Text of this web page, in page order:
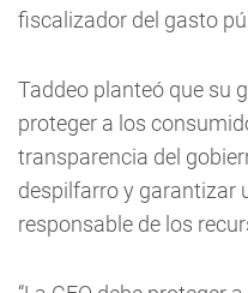
fiscalizador del gasto
Taddeo planteó que su
proteger a los
transparencia del
despilfarro y garantizar
responsable de los